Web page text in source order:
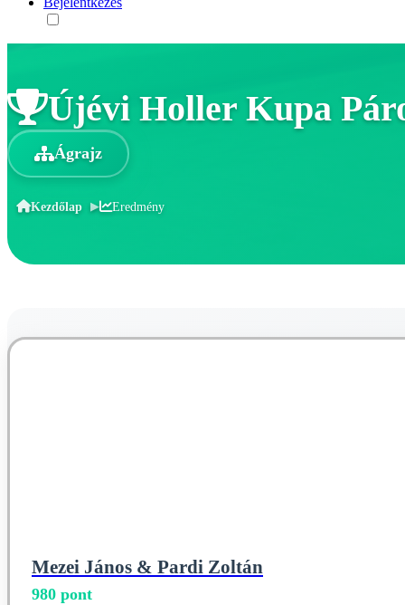
Újévi Holler Kupa
Ágrajz
Kezdőlap Eredmény
Mezei János & Pardi Zoltán
980 pont